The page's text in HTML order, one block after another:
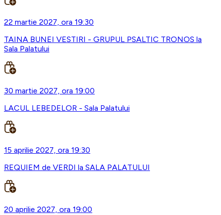
22 martie 2027, ora 19:30
TAINA BUNEI VESTIRI - GRUPUL PSALTIC TRONOS la
Sala Palatului
30 martie 2027, ora 19:00
LACUL LEBEDELOR - Sala Palatului
15 aprilie 2027, ora 19:30
REQUIEM de VERDI la SALA PALATULUI
20 aprilie 2027, ora 19:00